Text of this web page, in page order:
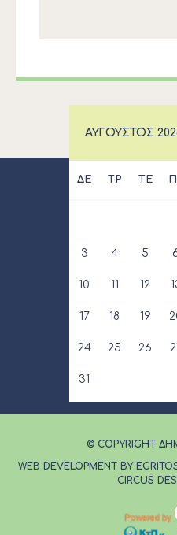
ΑΎΓΟΥΣΤΟΣ
ΔΕ ΤΡ ΤΕ
3 4 5
10 11 12
17 18 19
24 25 26
31
© COPYRIGHT
WEB DEVELOPMENT BY
CIRCUS